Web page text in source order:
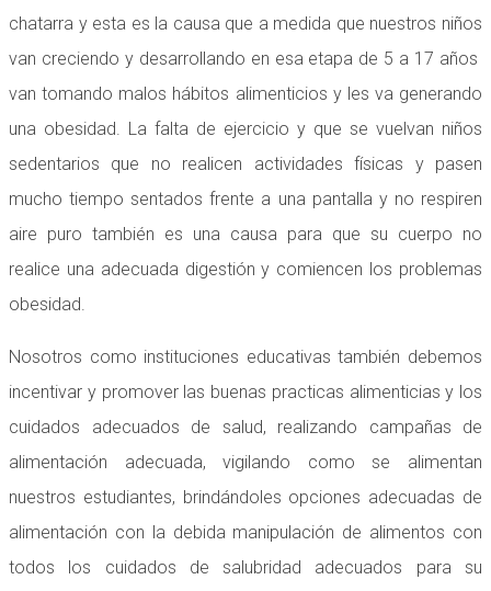
chatarra y esta es la causa que a medida que nuestros niños
van creciendo y desarrollando en esa etapa de 5 a 17 años
van tomando malos hábitos alimenticios y les va generando
una obesidad. La falta de ejercicio y que se vuelvan niños
sedentarios que no realicen actividades físicas y pasen
mucho tiempo sentados frente a una pantalla y no respiren
aire puro también es una causa para que su cuerpo no
realice una adecuada digestión y comiencen los problemas
obesidad.
Nosotros como instituciones educativas también debemos
incentivar y promover las buenas practicas alimenticias y los
cuidados adecuados de salud, realizando campañas de
alimentación adecuada, vigilando como se alimentan
nuestros estudiantes, brindándoles opciones adecuadas de
alimentación con la debida manipulación de alimentos con
todos los cuidados de salubridad adecuados para su